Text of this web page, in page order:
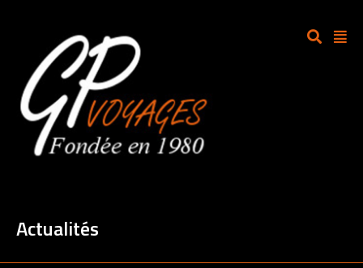
Actualités